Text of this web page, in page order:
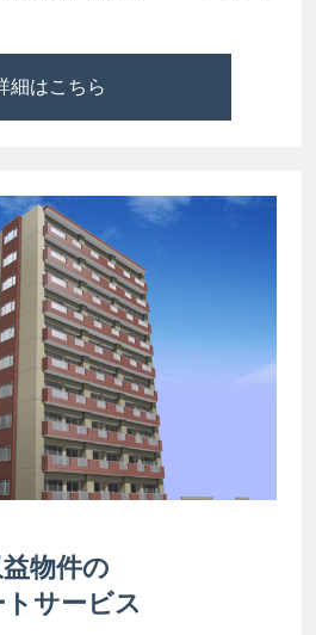
細はこちら
物件の
サービス